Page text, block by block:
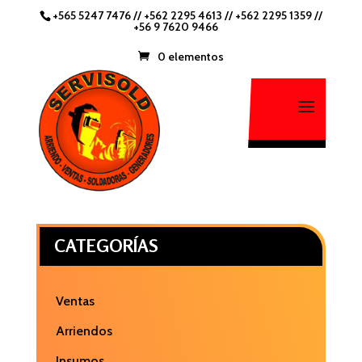
+565 5247 7476// +562 2295 4613 // +562 2295 1359//
+56 9 7620 9466
0 elementos
CATEGORÍAS
Ventas
Arriendos